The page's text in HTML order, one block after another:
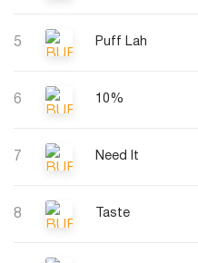
5 Puff Lah
6 10%
7 Need It
8 Taste